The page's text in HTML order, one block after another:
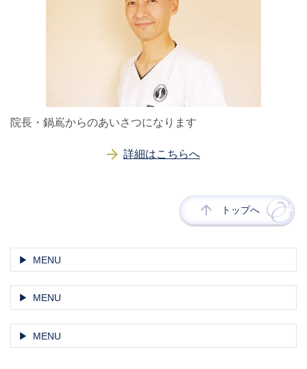
院長・鍋嶌からのあいさつになります
詳細はこちらへ
トップへ
MENU
MENU
MENU